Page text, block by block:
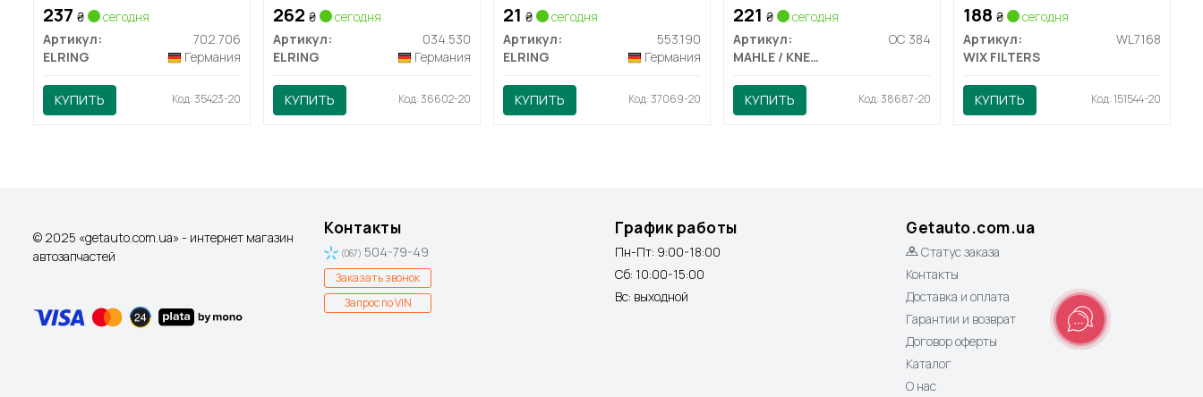
237 ₴
сегодня
Артикул:
702.706
ELRING
Германия
КУПИТЬ Код: 35423-20
262 ₴
сегодня
Артикул:
034.530
ELRING
Германия
КУПИТЬ Код: 36602-20
21 ₴
сегодня
Артикул:
553.190
ELRING
Германия
КУПИТЬ Код: 37069-20
221 ₴
сегодня
Артикул:
OC 384
MAHLE / KNECHT
КУПИТЬ Код: 38687-20
188 ₴
сегодня
Артикул:
WL7168
WIX FILTERS
КУПИТЬ Код: 151544-20
© 2025 «getauto.com.ua» - интернет магазин
автозапчастей
Контакты
(067) 504-79-49
Заказать звонок
Запрос по VIN
График работы
Пн-Пт: 9:00-18:00
Сб: 10:00-15:00
Вс: выходной
Getauto.com.ua
Статус заказа
Контакты
Доставка и оплата
Гарантии и возврат
Договор оферты
Каталог
О нас